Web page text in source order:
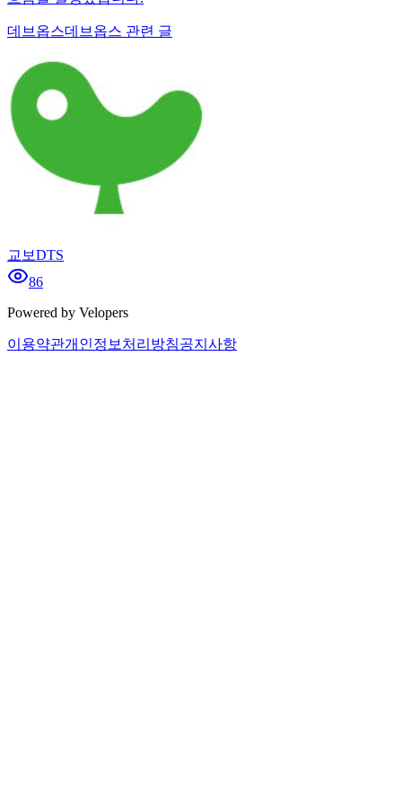
데브옵스데브옵스 관련 글
교보DTS
86
Powered by Velopers
이용약관개인정보처리방침공지사항